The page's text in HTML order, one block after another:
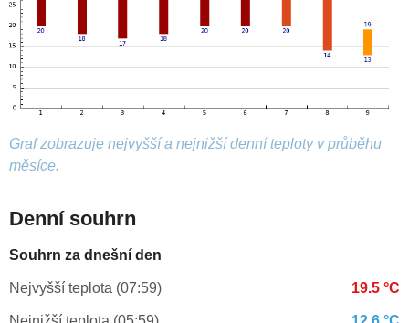
Graf zobrazuje nejvyšší a nejnižší denní teploty v průběhu
měsíce.
Denní souhrn
Souhrn za dnešní den
Nejvyšší teplota (07:59) 19.5 °C